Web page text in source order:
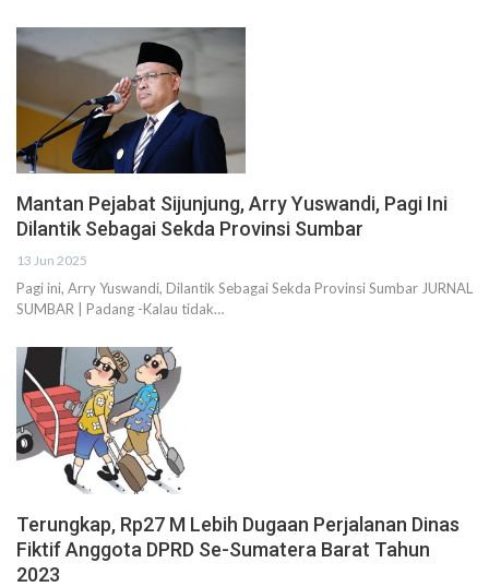
Mantan Pejabat Sijunjung, Arry Yuswandi, Pagi Ini
Dilantik Sebagai Sekda Provinsi Sumbar
13 Jun 2025
Pagi ini, Arry Yuswandi, Dilantik Sebagai Sekda Provinsi Sumbar JURNAL
SUMBAR | Padang -Kalau tidak…
Terungkap, Rp27 M Lebih Dugaan Perjalanan Dinas
Fiktif Anggota DPRD Se-Sumatera Barat Tahun
2023